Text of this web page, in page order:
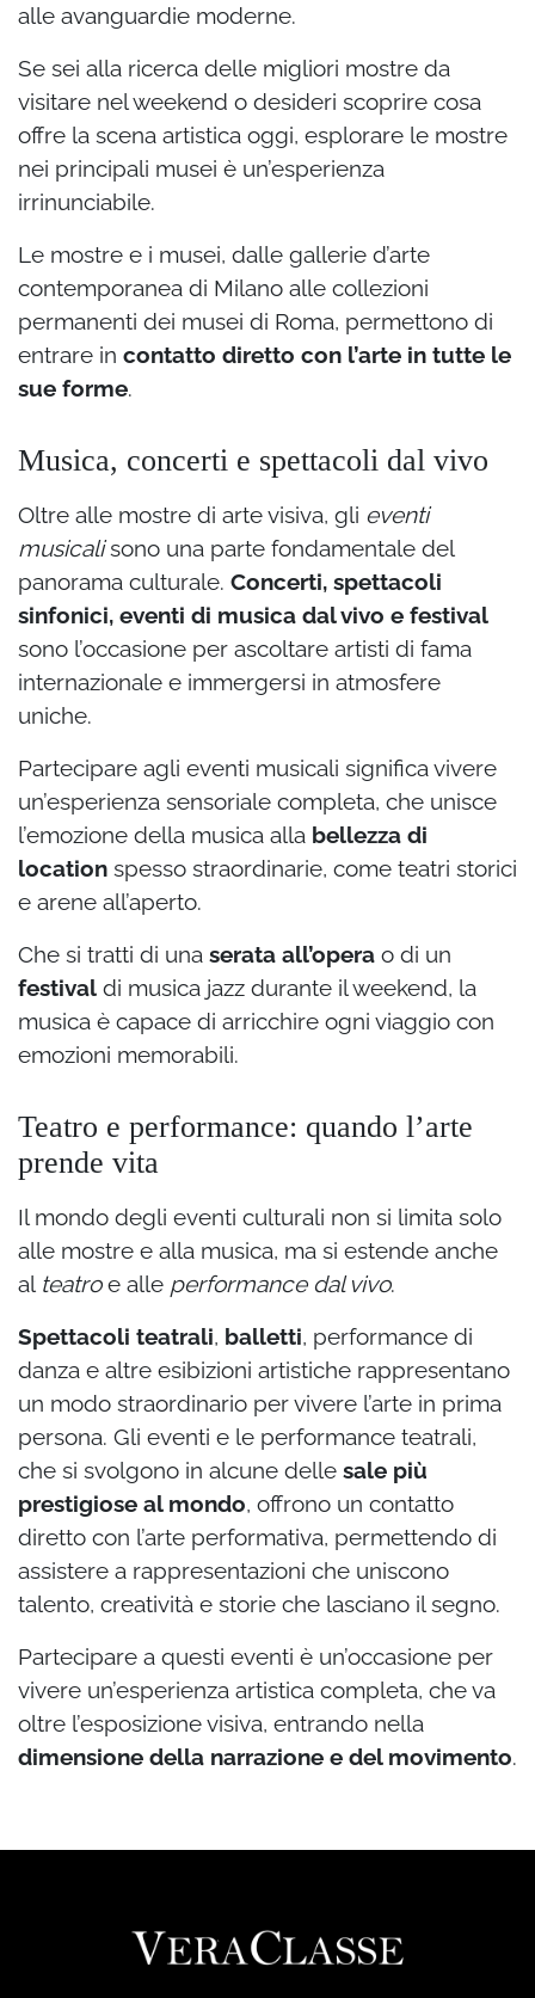
alle avanguardie moderne.
Se sei alla ricerca delle migliori mostre da
visitare nel weekend o desideri scoprire cosa
offre la scena artistica oggi, esplorare le mostre
nei principali musei è un’esperienza
irrinunciabile.
Le mostre e i musei, dalle gallerie d’arte
contemporanea di Milano alle collezioni
permanenti dei musei di Roma, permettono di
entrare in contatto diretto con l’arte in tutte le
sue forme.
Musica, concerti e spettacoli dal vivo
Oltre alle mostre di arte visiva, gli eventi
musicalisono una parte fondamentale del
panorama culturale. Concerti, spettacoli
sinfonici, eventi di musica dal vivo e festival
sono l’occasione per ascoltare artisti di fama
internazionale e immergersi in atmosfere
uniche.
Partecipare agli eventi musicali significa vivere
un’esperienza sensoriale completa, che unisce
l’emozione della musica alla bellezza di
location spesso straordinarie, come teatri storici
e arene all’aperto.
Che si tratti di una serata all’opera o di un
festival di musica jazz durante il weekend, la
musica è capace di arricchire ogni viaggio con
emozioni memorabili.
Teatro e performance: quando l’arte
prende vita
Il mondo degli eventi culturali non si limita solo
alle mostre e alla musica, ma si estende anche
al teatroe alle performance dal vivo.
Spettacoli teatrali, balletti, performance di
danza e altre esibizioni artistiche rappresentano
un modo straordinario per vivere l’arte in prima
persona. Gli eventi e le performance teatrali,
che si svolgono in alcune delle sale più
prestigiose al mondo, offrono un contatto
diretto con l’arte performativa, permettendo di
assistere a rappresentazioni che uniscono
talento, creatività e storie che lasciano il segno.
Partecipare a questi eventi è un’occasione per
vivere un’esperienza artistica completa, che va
oltre l’esposizione visiva, entrando nella
dimensione della narrazione e del movimento.